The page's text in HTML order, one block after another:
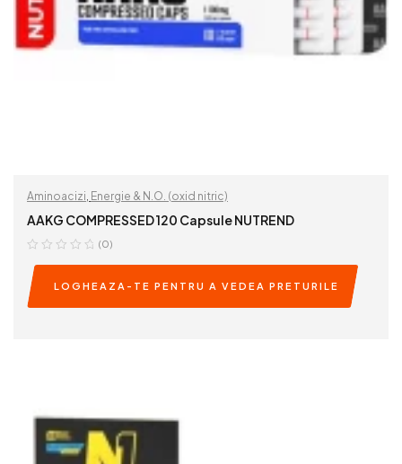
Aminoacizi Energie & N.O. (oxid nitric)
AAKG COMPRESSED 120 Capsule NUTREND
(0)
LOGHEAZA-TE PENTRU A VEDEA PRETURILE